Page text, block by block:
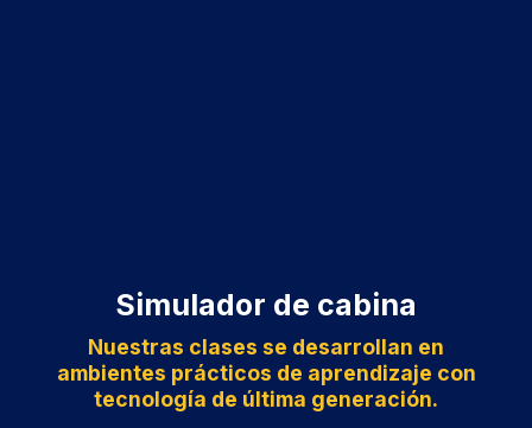
Simulador de cabina
Nuestras clases se desarrollan en
ambientes prácticos de aprendizaje con
tecnología de última generación.